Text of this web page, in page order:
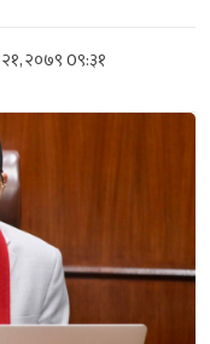
२१, २०७९0९:३१